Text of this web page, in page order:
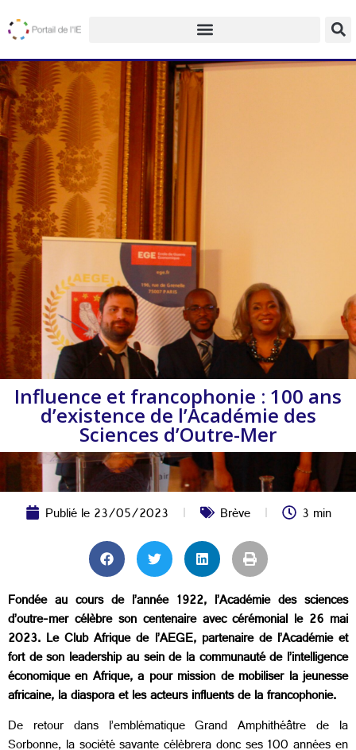
Influence et francophonie : 100 ans
d’existence de l’Académie des
Sciences d’Outre-Mer
Publié le23/05/2023 Brève 3 min
Fondée au cours de l’année 1922, l’Académie des sciences
d’outre-mer célèbre son centenaire avec cérémonial le 26 mai
2023. Le Club Afrique de l’AEGE, partenaire de l’Académie et
fort de son leadership au sein de la communauté de l’intelligence
économique en Afrique, a pour mission de mobiliser la jeunesse
africaine, la diaspora et les acteurs influents de la francophonie.
De retour dans l’emblématique Grand Amphithéâtre de la